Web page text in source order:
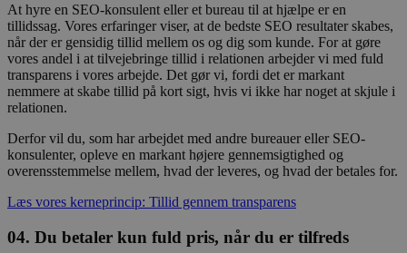
At hyre en SEO-konsulent eller et bureau til at hjælpe er en
tillidssag. Vores erfaringer viser, at de bedste SEO resultater skabes,
når der er gensidig tillid mellem os og dig som kunde. For at gøre
vores andel i at tilvejebringe tillid i relationen arbejder vi med fuld
transparens i vores arbejde. Det gør vi, fordi det er markant
nemmere at skabe tillid på kort sigt, hvis vi ikke har noget at skjule i
relationen.
Derfor vil du, som har arbejdet med andre bureauer eller SEO-
konsulenter, opleve en markant højere gennemsigtighed og
overensstemmelse mellem, hvad der leveres, og hvad der betales for.
Læs vores kerneprincip: Tillid gennem transparens
04. Du betaler kun fuld pris, når du er tilfreds